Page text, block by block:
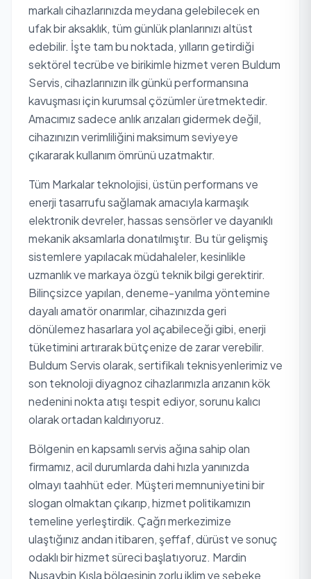
markalı cihazlarınızda meydana gelebilecek en
ufak bir aksaklık, tüm günlük planlarınızı altüst
edebilir. İşte tam bu noktada, yılların getirdiği
sektörel tecrübe ve birikimle hizmet veren Buldum
Servis, cihazlarınızın ilk günkü performansına
kavuşması için kurumsal çözümler üretmektedir.
Amacımız sadece anlık arızaları gidermek değil,
cihazınızın verimliliğini maksimum seviyeye
çıkararak kullanım ömrünü uzatmaktır.
Tüm Markalar teknolojisi, üstün performans ve
enerji tasarrufu sağlamak amacıyla karmaşık
elektronik devreler, hassas sensörler ve dayanıklı
mekanik aksamlarla donatılmıştır. Bu tür gelişmiş
sistemlere yapılacak müdahaleler, kesinlikle
uzmanlık ve markaya özgü teknik bilgi gerektirir.
Bilinçsizce yapılan, deneme-yanılma yöntemine
dayalı amatör onarımlar, cihazınızda geri
dönülemez hasarlara yol açabileceği gibi, enerji
tüketimini artırarak bütçenize de zarar verebilir.
Buldum Servis olarak, sertifikalı teknisyenlerimiz ve
son teknoloji diyagnoz cihazlarımızla arızanın kök
nedenini nokta atışı tespit ediyor, sorunu kalıcı
olarak ortadan kaldırıyoruz.
Bölgenin en kapsamlı servis ağına sahip olan
firmamız, acil durumlarda dahi hızla yanınızda
olmayı taahhüt eder. Müşteri memnuniyetini bir
slogan olmaktan çıkarıp, hizmet politikamızın
temeline yerleştirdik. Çağrı merkezimize
ulaştığınız andan itibaren, şeffaf, dürüst ve sonuç
odaklı bir hizmet süreci başlatıyoruz. Mardin
Nusaybin Kışla bölgesinin zorlu iklim ve şebeke